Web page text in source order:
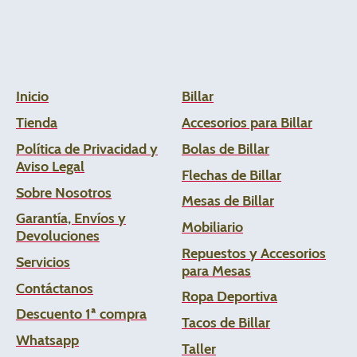
Inicio
Tienda
Política de Privacidad y
Aviso Legal
Sobre Nosotros
Garantía, Envíos y
Devoluciones
Servicios
Contáctanos
Descuento 1ª compra
Whatsapp
Billar
Accesorios para Billar
Bolas de Billar
Flechas de Billar
Mesas de Billar
Mobiliario
Repuestos y Accesorios
para Mesas
Ropa Deportiva
Tacos de Billar
Taller